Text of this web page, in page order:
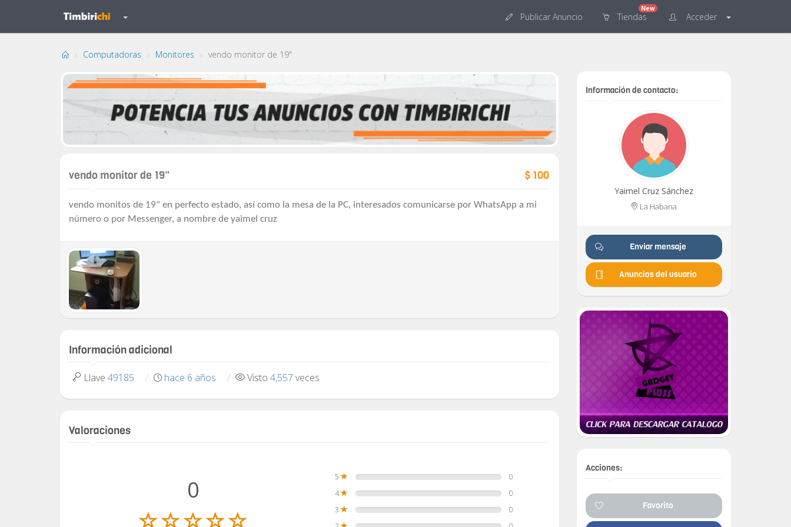
Publicar Anuncio Tiendas
New
Acceder
Computadoras Monitores vendo monitor de 19"
vendo monitor de 19" $ 100
vendo monitos de 19" en perfecto estado, así como la mesa de la PC, interesados comunicarse por WhatsApp a mi
número o por Messenger, a nombre de yaimel cruz
Información adicional
Llave 49185 hace 6 años Visto 4,557 veces
Valoraciones
0 5
0
4
0
3
0
Información de contacto:
Yaimel Cruz Sánchez
La Habana
Enviar mensaje
Anuncios del usuario
Acciones:
Favorito